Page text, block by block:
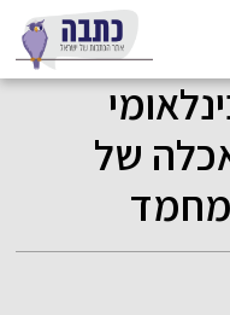
של
מחמד